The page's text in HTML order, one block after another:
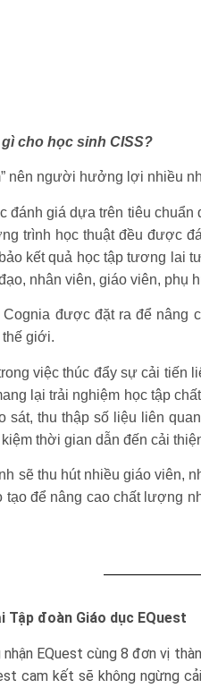
cho học sinh CISS?
nên người hưởng lợi nhiều
giá dựa trên tiêu
trình học thuật đều được
kết quả học tập tương lai
nhân viên, giáo viên, phụ
được đặt ra để
giới.
việc thúc đẩy sự cải
lại trải nghiệm học tập
sát, thu thập số liệu liên
thời gian dẫn đến cải
sẽ thu hút nhiều giáo viên,
để nâng cao chất lượng
đoàn Giáo dục EQuest
EQuest cùng 8 đơn vị
cam kết sẽ không ngừng